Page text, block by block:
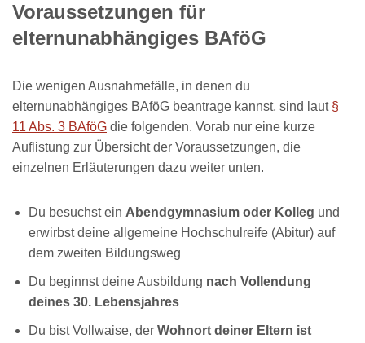
Voraussetzungen für
elternunabhängiges BAföG
Die wenigen Ausnahmefälle, in denen du
elternunabhängiges BAföG beantrage kannst, sind laut §
11 Abs. 3 BAföG die folgenden. Vorab nur eine kurze
Auflistung zur Übersicht der Voraussetzungen, die
einzelnen Erläuterungen dazu weiter unten.
Du besuchst ein Abendgymnasium oder Kolleg und
erwirbst deine allgemeine Hochschulreife (Abitur) auf
dem zweiten Bildungsweg
Du beginnst deine Ausbildung nach Vollendung
deines 30. Lebensjahres
Du bist Vollwaise, der Wohnort deiner Eltern ist